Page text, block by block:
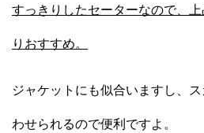
すっきりしたセーターなので、
りおすすめ。
ジャケットにも似合いますし、
わせられるので便利ですよ。